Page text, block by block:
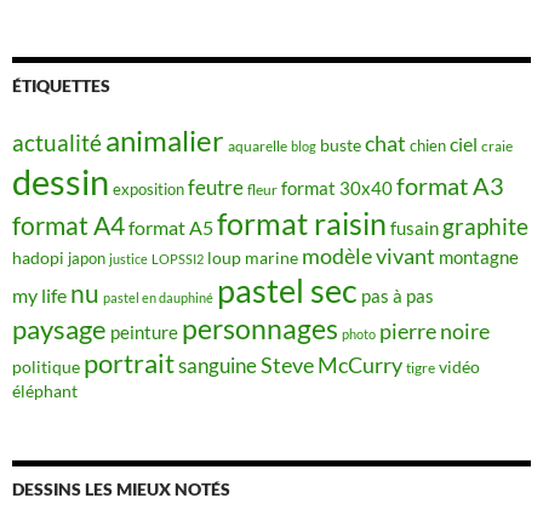
ÉTIQUETTES
actualitéanimalier aquarelle blog bustechat chienciel craie
dessin expositionfeutre fleur format 30x40format A3
format A4format A5format raisin fusain graphite
hadopi japon justice LOPSSI2 loup marine modèle vivant montagne
my life nu pastel en dauphiné pastel sec pas à pas
paysage peinture personnages photo pierre noire
politique portraitsanguineSteve McCurry tigre vidéo
éléphant
DESSINS LES MIEUX NOTÉS